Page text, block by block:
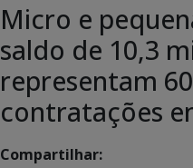
Micro e
saldo de 10,3
representam
contratações
Compartilhar: